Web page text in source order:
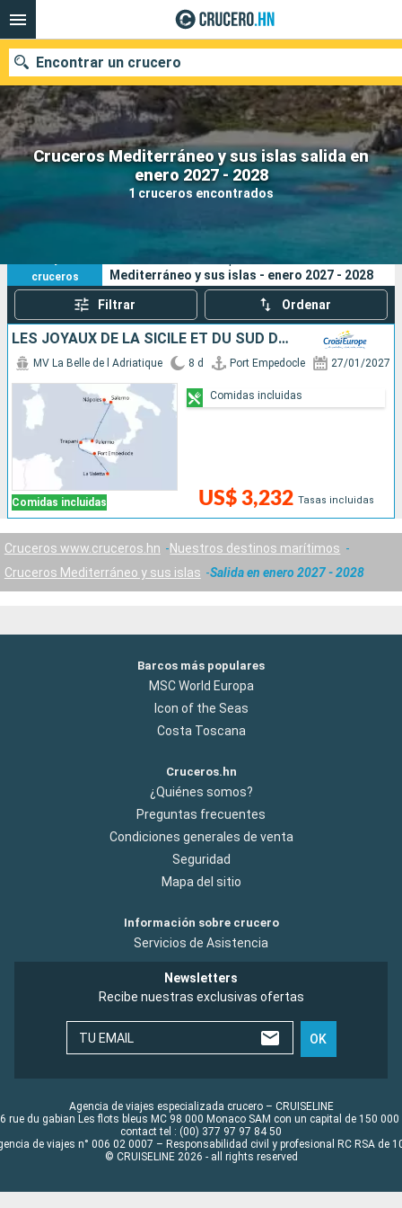
Cruceros Mediterráneo y sus islas salida en
enero 2027 - 2028
1 cruceros encontrados
Encontrar un crucero
Nuestros destinos
Fecha de salida
Compañías
Buscar
1
cruceros
Sus criterios de búsqueda:
Mediterráneo y sus islas - enero 2027 - 2028
Filtrar Ordenar
LES JOYAUX DE LA SICILE ET DU SUD DE L'ITALIE
Comidas incluidas
MV La Belle de l Adriatique 8 d Port Empedocle 27/01/2027
US$ 3,232 Tasas incluidas
Comidas incluidas
Cruceros www.cruceros.hn
Nuestros destinos marítimos
Cruceros Mediterráneo y sus islas
Salida en enero 2027 - 2028
Barcos más populares
MSC World Europa
Icon of the Seas
Costa Toscana
Cruceros.hn
¿Quiénes somos?
Preguntas frecuentes
Condiciones generales de venta
Seguridad
Mapa del sitio
Información sobre crucero
Servicios de Asistencia
Newsletters
Recibe nuestras exclusivas ofertas
TU EMAIL OK
Agencia de viajes especializada crucero – CRUISELINE
rue du gabian Les flots bleus MC 98 000 Monaco SAM con un capital de 150 000
contact tel : (00) 377 97 97 84 50
de viajes n° 006 02 0007 – Responsabilidad civil y profesional RC RSA de
© CRUISELINE 2026 - all rights reserved